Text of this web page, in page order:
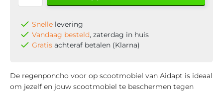
Snelle levering
Vandaag besteld, zaterdag in huis
Gratis achteraf betalen (Klarna)
De regenponcho voor op scootmobiel van Aidapt is ideaal
om jezelf en jouw scootmobiel te beschermen tegen